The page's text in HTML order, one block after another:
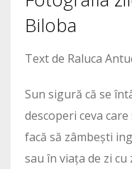
Biloba
Text de Raluca
Sun sigură că se
descoperi ceva
facă să zâmbești
sau în viața de zi